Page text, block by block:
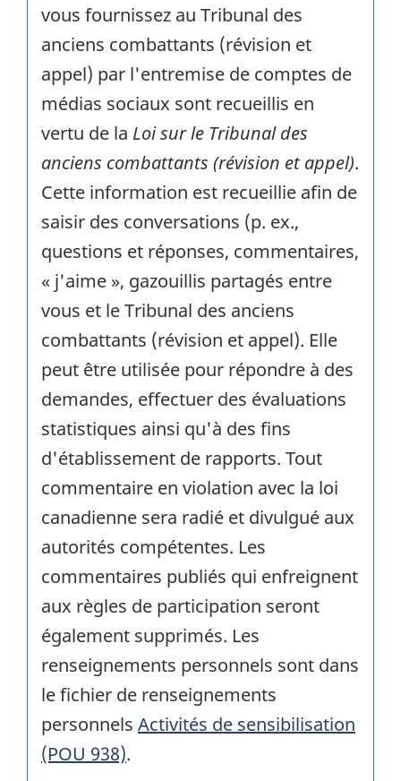
vous fournissez au Tribunal des
anciens combattants (révision et
appel) par l'entremise de comptes de
médias sociaux sont recueillis en
vertu de la Loi sur le Tribunal des
anciens combattants (révision et appel).
Cette information est recueillie afin de
saisir des conversations (p. ex.,
questions et réponses, commentaires,
« j'aime », gazouillis partagés entre
vous et le Tribunal des anciens
combattants (révision et appel). Elle
peut être utilisée pour répondre à des
demandes, effectuer des évaluations
statistiques ainsi qu'à des fins
d'établissement de rapports. Tout
commentaire en violation avec la loi
canadienne sera radié et divulgué aux
autorités compétentes. Les
commentaires publiés qui enfreignent
aux règles de participation seront
également supprimés. Les
renseignements personnels sont dans
le fichier de renseignements
personnels Activités de sensibilisation
(POU 938).